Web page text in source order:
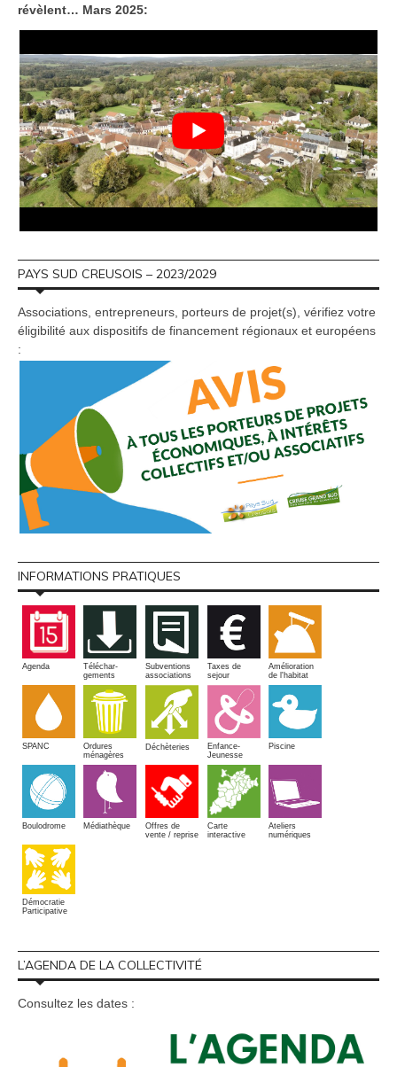
révèlent… Mars 2025:
PAYS SUD CREUSOIS – 2023/2029
Associations, entrepreneurs, porteurs de projet(s), vérifiez votre
éligibilité aux dispositifs de financement régionaux et européens
:
INFORMATIONS PRATIQUES
Agenda
Téléchar-
gements
Subventions
associations
Taxes de
sejour
Amélioration
de l'habitat
SPANC
Ordures
ménagères
Déchèteries
Enfance-
Jeunesse
Piscine
Boulodrome Médiathèque
Offres de
vente / reprise
Carte
interactive
Ateliers
numériques
Démocratie
Participative
L’AGENDA DE LA COLLECTIVITÉ
Consultez les dates :